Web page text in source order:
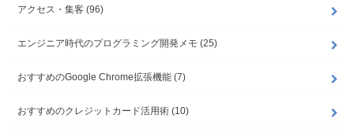
アクセス・集客 (96)
エンジニア時代のプログラミング開発メモ (25)
おすすめのGoogle Chrome拡張機能 (7)
おすすめのクレジットカード活用術 (10)